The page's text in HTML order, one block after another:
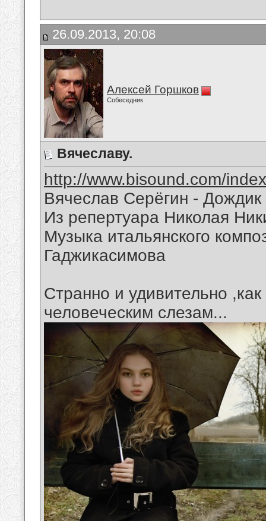
26.09.2013, 20:08
Алексей Горшков
Собеседник
Вячеславу.
http://www.bisound.com/
Вячеслав Серёгин - Дождик
Из репертуара Николая
Музыка итальянского
Гаджикасимова
Странно и удивительно
человеческим слезам...